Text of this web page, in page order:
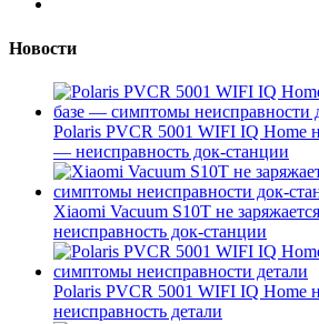
Новости
Polaris PVCR 5001 WIFI IQ Home
— неисправность док-станции
Xiaomi Vacuum S10T не
неисправность док-станции
Polaris PVCR 5001 WIFI IQ Home
неисправность детали